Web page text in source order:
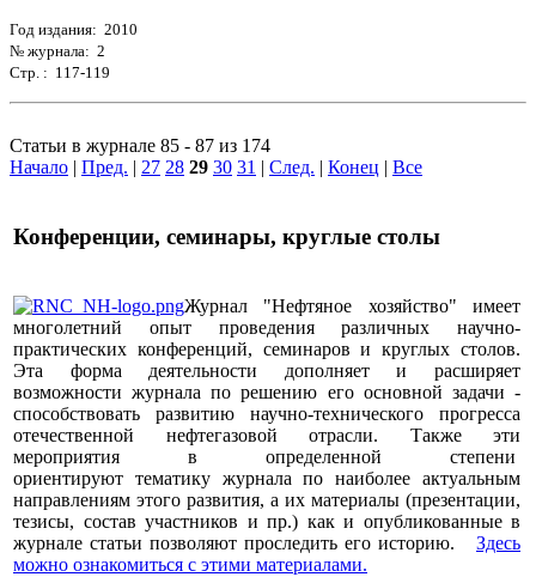
Год издания: 2010
№ журнала: 2
Стр. : 117-119
Статьи в журнале 85 - 87 из 174
Начало | Пред. | 27 28 29 30 31 | След. | Конец | Все
Конференции, семинары, круглые столы
Журнал "Нефтяное хозяйство" имеет
многолетний опыт проведения различных научно-
практических конференций, семинаров и круглых столов.
Эта форма деятельности дополняет и расширяет
возможности журнала по решению его основной задачи -
способствовать развитию научно-технического прогресса
отечественной нефтегазовой отрасли. Также эти
мероприятия в определенной степени
ориентируют тематику журнала по наиболее актуальным
направлениям этого развития, а их материалы (презентации,
тезисы, состав участников и пр.) как и опубликованные в
журнале статьи позволяют проследить его историю. Здесь
можно ознакомиться с этими материалами.